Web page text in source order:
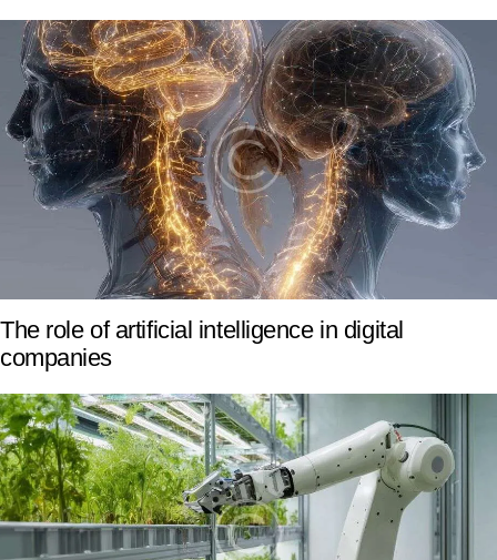
The role of artificial intelligence in digital
companies